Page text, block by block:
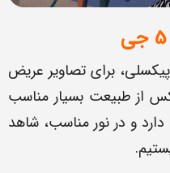
از یک لنز واید 8 مگاپیکسلی، برای تصاویر عریض
از طبیعت بسیار مناسب
و در نور مناسب، شاهد